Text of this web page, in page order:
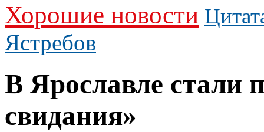
Хорошие новости
Ястребов
В Ярославле стали
свидания»